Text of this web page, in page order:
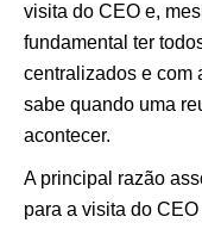
visita do CEO e,
fundamental ter
centralizados e com
sabe quando uma
acontecer.
A principal razão
para a visita do